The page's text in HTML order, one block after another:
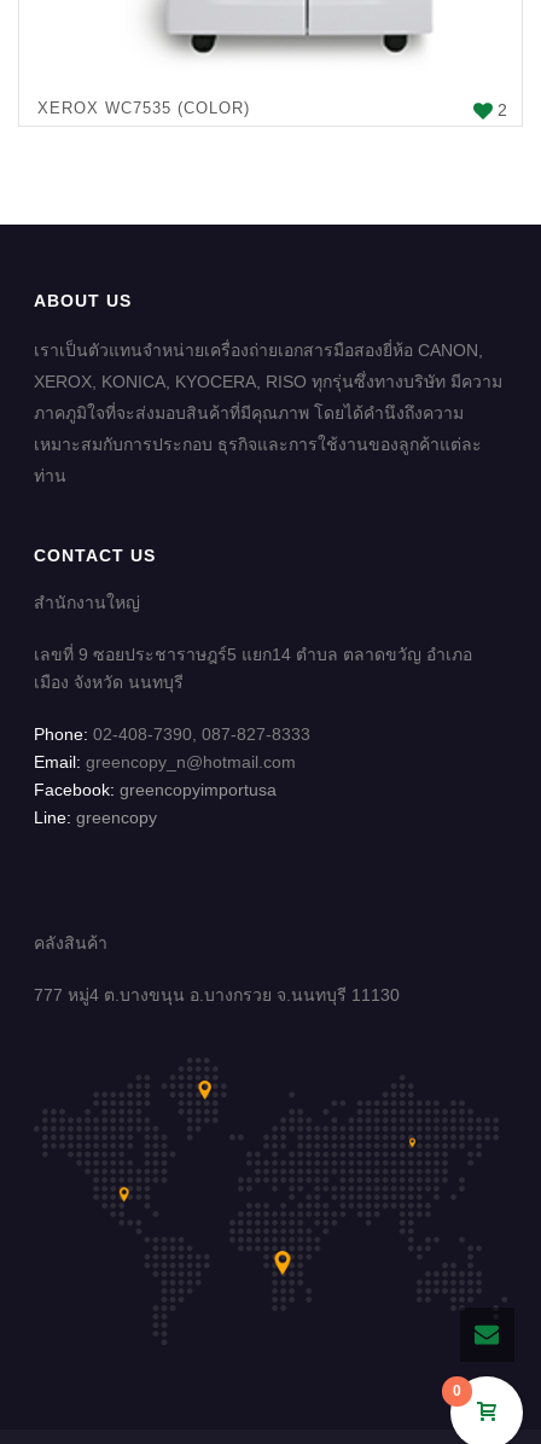
2
XEROX WC7535 (COLOR)
ABOUT US
เราเป็นตัวแทนจำหน่ายเครื่องถ่ายเอกสารมือสองยี่ห้อ CANON,
XEROX, KONICA, KYOCERA, RISO ทุกรุ่นซึ่งทางบริษัท มีความ
ภาคภูมิใจที่จะส่งมอบสินค้าที่มีคุณภาพ โดยได้คำนึงถึงความ
เหมาะสมกับการประกอบ ธุรกิจและการใช้งานของลูกค้าแต่ละ
ท่าน
CONTACT US
สำนักงานใหญ่
เลขที่ 9 ซอยประชาราษฎร์5 แยก14 ตำบล ตลาดขวัญ อำเภอ
เมือง จังหวัด นนทบุรี
Phone: 02-408-7390, 087-827-8333
Email: greencopy_n@hotmail.com
Facebook: greencopyimportusa
Line: greencopy
คลังสินค้า
777 หมู่4 ต.บางขนุน อ.บางกรวย จ.นนทบุรี 11130
0